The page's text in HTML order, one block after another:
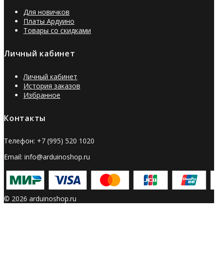
Для новичков
Платы Ардуино
Товары со скидками
Личный кабинет
Личный кабинет
История заказов
Избранное
Контакты
Телефон: +7 (995) 520 1020
Email: info@arduinoshop.ru
© 2026 arduinoshop.ru